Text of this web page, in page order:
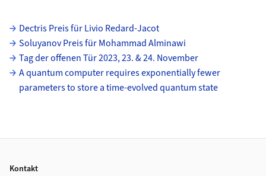
Unterseiten
Dectris Preis für Livio Redard-Jacot
Soluyanov Preis für Mohammad Alminawi
Tag der offenen Tür 2023, 23. & 24. November
A quantum computer requires exponentially fewer
parameters to store a time-evolved quantum state
Kontakt